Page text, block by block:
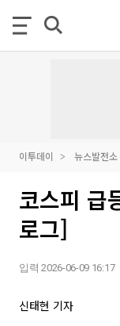
이투데이 뉴스발전소
코스피 급
로그]
입력 2026-06-09 16:17
신태현 기자